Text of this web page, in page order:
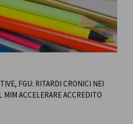
FGU: RITARDI CRONICI NEI
ACCELERARE ACCREDITO